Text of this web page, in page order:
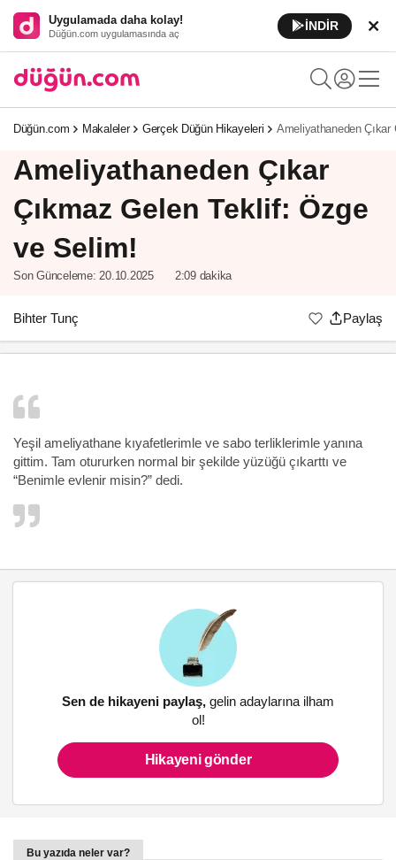
Uygulamada daha kolay!
Düğün.com uygulamasında aç
İNDİR
Düğün.com Makaleler Gerçek Düğün Hikayeleri Ameliyathaneden
Ameliyathaneden Çıkar
Çıkmaz Gelen Teklif: Özge
ve Selim!
Son Günceleme: 20.10.2025 2:09 dakika
Bihter Tunç Paylaş
Yeşil ameliyathane kıyafetlerimle ve sabo terliklerimle yanına
gittim. Tam otururken normal bir şekilde yüzüğü çıkarttı ve
“Benimle evlenir misin?” dedi.
Sen de hikayeni paylaş, gelin adaylarına ilham
ol!
Hikayeni gönder
Bu yazıda neler var?